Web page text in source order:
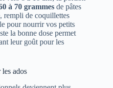
à 70 grammes de pâtes
rempli de coquillettes
pour nourrir vos petits
la bonne dose permet
leur goût pour les
les ados